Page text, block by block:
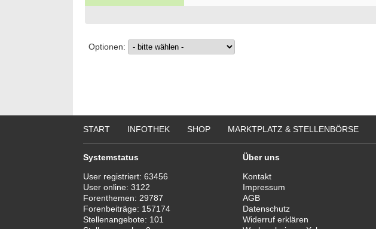
Optionen:
START INFOTHEK SHOP MARKTPLATZ & STELLENBÖRSE
Systemstatus
User registriert: 63456
User online: 3122
Forenthemen: 29787
Forenbeiträge: 157174
Stellenangebote: 101
Über uns
Kontakt
Impressum
AGB
Datenschutz
Widerruf erklären